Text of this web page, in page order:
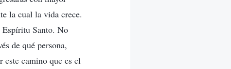
la cual la vida crece.
Espíritu Santo. No
de qué persona,
este camino que es el